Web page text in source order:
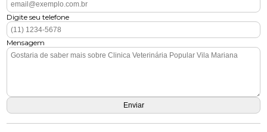
Digite seu telefone
Mensagem